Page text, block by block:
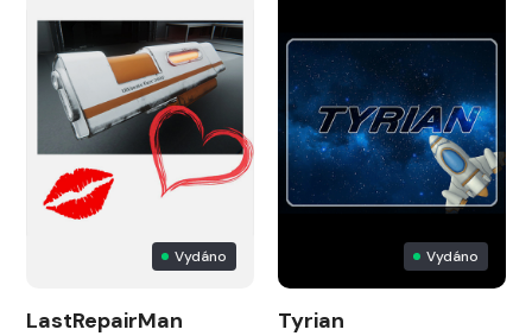
Vydáno
LastRepairMan
Vydáno
Tyrian